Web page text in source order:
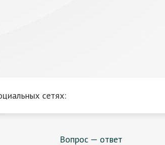
сетях:
Вопрос — ответ